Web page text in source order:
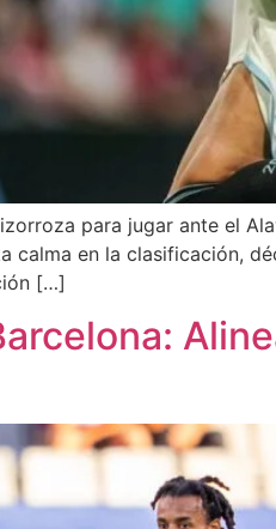
para jugar ante el
calma en la clasificación,
[…]